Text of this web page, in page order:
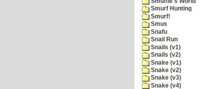
Smurf Hunting
Smurf!
Smus
Snafu
Snail Run
Snails (v1)
Snails (v2)
Snake (v1)
Snake (v2)
Snake (v3)
Snake (v4)